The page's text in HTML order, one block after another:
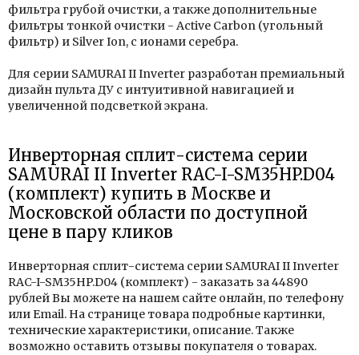
фильтра грубой очистки, а также дополнительные
фильтры тонкой очистки - Active Carbon (угольный
фильтр) и Silver Ion, с ионами серебра.
Для серии SAMURAI II Inverter разработан премиальный
дизайн пульта ДУ с интуитивной навигацией и
увеличенной подсветкой экрана.
Инверторная сплит-система серии
SAMURAI II Inverter RAC-I-SM35HP.D04
(комплект) купить в Москве и
Московской области по доступной
цене в пару кликов
Инверторная сплит-система серии SAMURAI II Inverter
RAC-I-SM35HP.D04 (комплект) - заказать за 44890
рублей Вы можете на нашем сайте онлайн, по телефону
или Email. На странице товара подробные картинки,
технические характеристики, описание. Также
возможно оставить отзывы покупателя о товарах.